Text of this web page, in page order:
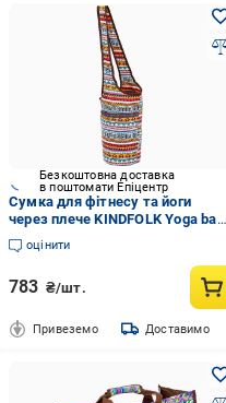
Безкоштовна доставка
в поштомати Епіцентр
Сумка для фітнесу та йоги
через плече KINDFOLK Yoga bag
SP-Sport FI-8364-1
Помаранчевий/Блакитний
оцінити
783 ₴/шт.
Привеземо Доставимо